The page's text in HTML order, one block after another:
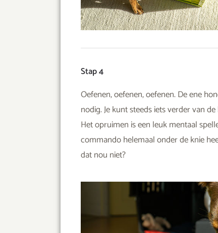
Stap 4
Oefenen, oefenen, oefenen. De ene
nodig. Je kunt steeds iets verder van
Het opruimen is een leuk mentaal
commando helemaal onder de knie
dat nou niet?